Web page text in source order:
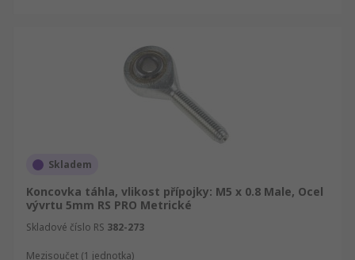
Skladem
Koncovka táhla, vlikost přípojky: M5 x 0.8 Male, Ocel
vývrtu 5mm RS PRO Metrické
Skladové číslo RS 382-273
Mezisoučet (1 jednotka)